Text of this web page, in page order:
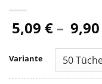
5,09 € – 9,90
Variante